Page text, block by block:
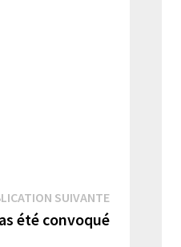
SUIVANTEPublication
suivante :
été convoqué